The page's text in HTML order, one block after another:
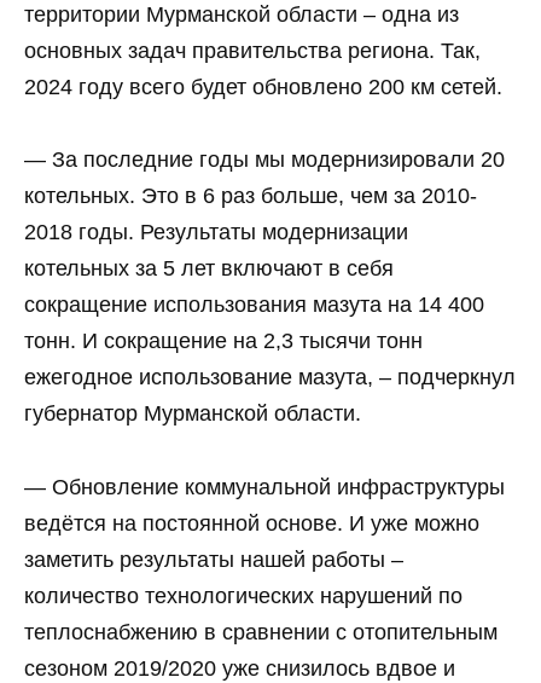
территории Мурманской области – одна из
основных задач правительства региона. Так,
2024 году всего будет обновлено 200 км сетей.
— За последние годы мы модернизировали 20
котельных. Это в 6 раз больше, чем за 2010-
2018 годы. Результаты модернизации
котельных за 5 лет включают в себя
сокращение использования мазута на 14 400
тонн. И сокращение на 2,3 тысячи тонн
ежегодное использование мазута, – подчеркнул
губернатор Мурманской области.
— Обновление коммунальной инфраструктуры
ведётся на постоянной основе. И уже можно
заметить результаты нашей работы –
количество технологических нарушений по
теплоснабжению в сравнении с отопительным
сезоном 2019/2020 уже снизилось вдвое и